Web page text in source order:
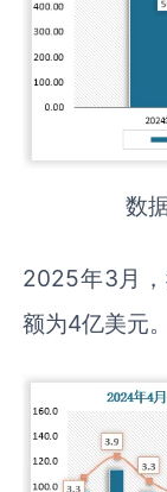
数
2025年3月
额为4亿美元。